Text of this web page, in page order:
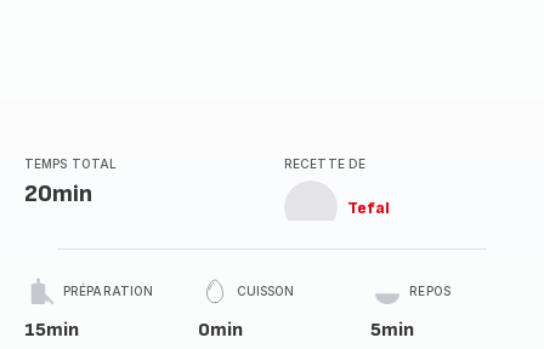
TEMPS TOTAL
20min
RECETTE DE
Tefal
PRÉPARATION
15min
CUISSON
0min
REPOS
5min